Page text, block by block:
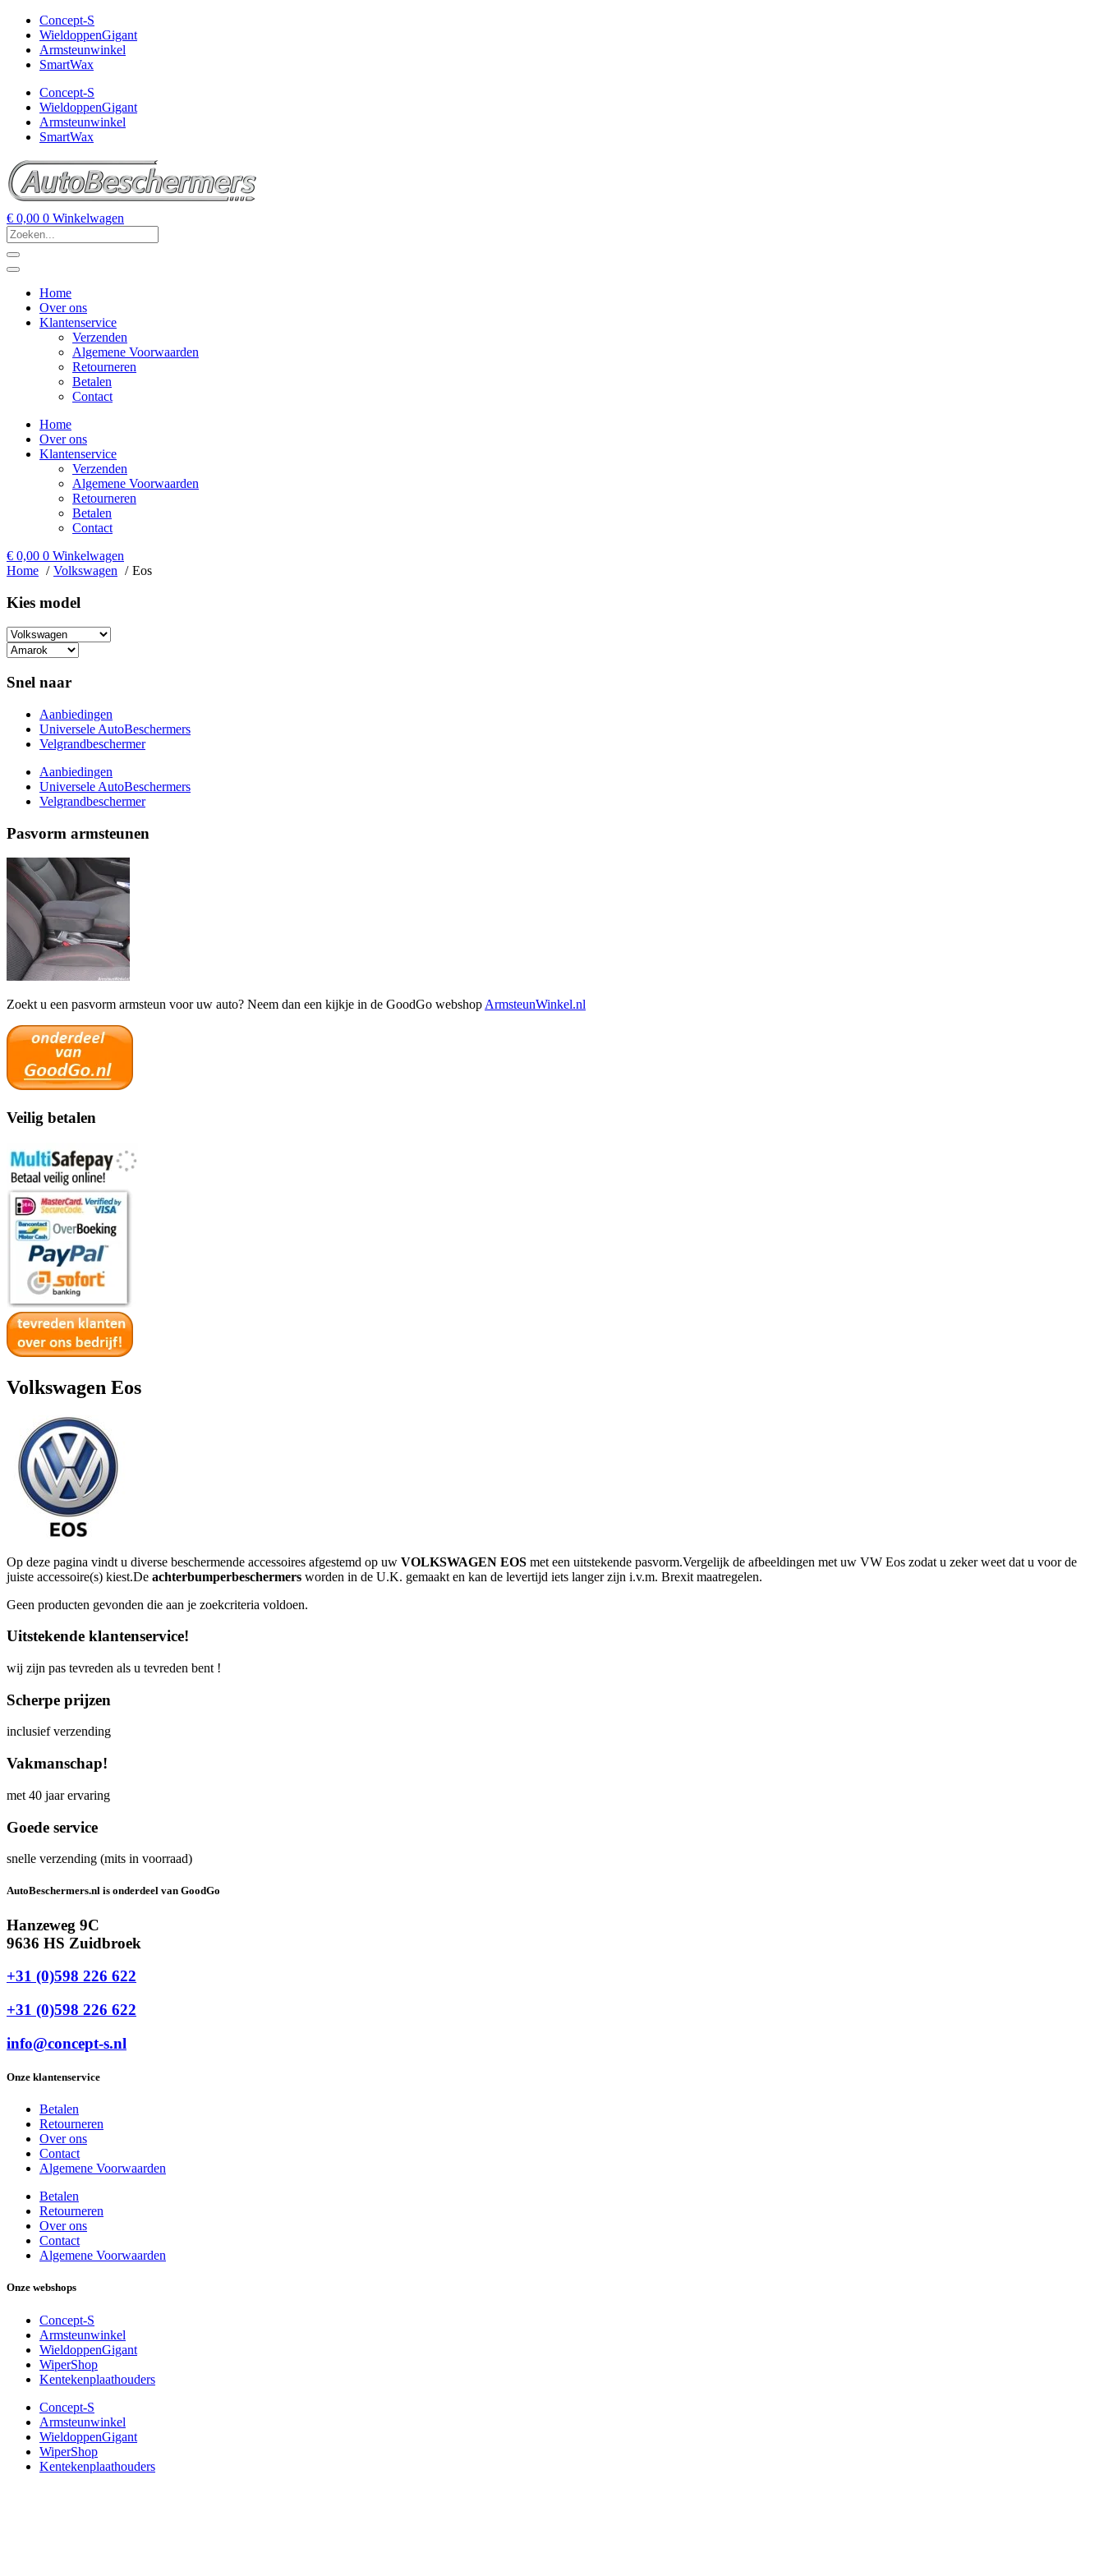
Concept-S
WieldoppenGigant
Armsteunwinkel
SmartWax
Concept-S
WieldoppenGigant
Armsteunwinkel
SmartWax
€ 0,00 0 Winkelwagen
Home
Over ons
Klantenservice
Verzenden
Algemene Voorwaarden
Retourneren
Betalen
Contact
Home
Over ons
Klantenservice
Verzenden
Algemene Voorwaarden
Retourneren
Betalen
Contact
€ 0,00 0 Winkelwagen
Home
Volkswagen Eos
Kies model​
Snel naar
Aanbiedingen
Universele AutoBeschermers
Velgrandbeschermer
Aanbiedingen
Universele AutoBeschermers
Velgrandbeschermer
Pasvorm armsteunen
Zoekt u een pasvorm armsteun voor uw auto? Neem dan een kijkje in de GoodGo webshop ArmsteunWinkel.nl
Veilig betalen
Volkswagen Eos
Op deze pagina vindt u diverse beschermende accessoires afgestemd op uw VOLKSWAGEN EOS met een uitstekende pasvorm.Vergelijk de afbeeldingen met uw VW Eos zodat u zeker weet dat u voor de
juiste accessoire(s) kiest.De achterbumperbeschermers worden in de U.K. gemaakt en kan de levertijd iets langer zijn i.v.m. Brexit maatregelen.
Geen producten gevonden die aan je zoekcriteria voldoen.
Uitstekende klantenservice!
wij zijn pas tevreden als u tevreden bent !
Scherpe prijzen
inclusief verzending
Vakmanschap!
met 40 jaar ervaring
Goede service
snelle verzending (mits in voorraad)
AutoBeschermers.nl is onderdeel van GoodGo
Hanzeweg 9C
9636 HS Zuidbroek
+31 (0)598 226 622
+31 (0)598 226 622
info@concept-s.nl
Onze klantenservice
Betalen
Retourneren
Over ons
Contact
Algemene Voorwaarden
Betalen
Retourneren
Over ons
Contact
Algemene Voorwaarden
Onze webshops
Concept-S
Armsteunwinkel
WieldoppenGigant
WiperShop
Kentekenplaathouders
Concept-S
Armsteunwinkel
WieldoppenGigant
WiperShop
Kentekenplaathouders